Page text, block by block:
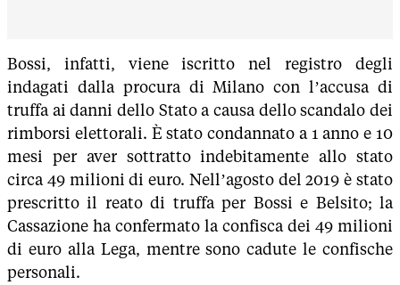
Bossi, infatti, viene iscritto nel registro degli
indagati dalla procura di Milano con l’accusa di
truffa ai danni dello Stato a causa dello scandalo dei
rimborsi elettorali. È stato condannato a 1 anno e 10
mesi per aver sottratto indebitamente allo stato
circa 49 milioni di euro. Nell’agosto del 2019 è stato
prescritto il reato di truffa per Bossi e Belsito; la
Cassazione ha confermato la confisca dei 49 milioni
di euro alla Lega, mentre sono cadute le confische
personali.